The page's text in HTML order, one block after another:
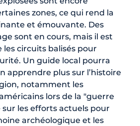
zones, ce qui rend la
et émouvante. Des
sont en cours, mais il est
les circuits balisés pour
Un guide local pourra
apprendre plus sur l’histoire
notamment les
lors de la "guerre
sur les efforts actuels pour
archéologique et les